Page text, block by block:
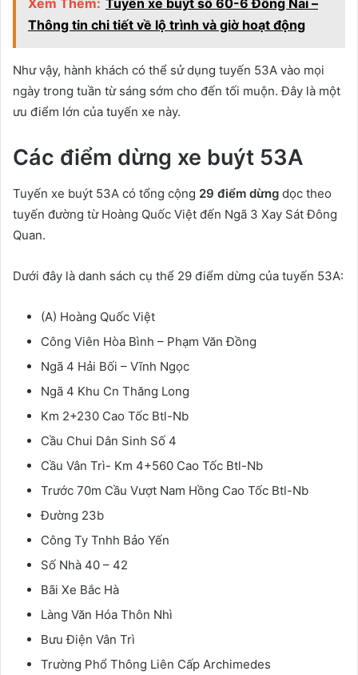
Xem Thêm: Tuyến xe buýt số 60-6 Đồng Nai –
Thông tin chi tiết về lộ trình và giờ hoạt động
Như vậy, hành khách có thể sử dụng tuyến 53A vào mọi
ngày trong tuần từ sáng sớm cho đến tối muộn. Đây là một
ưu điểm lớn của tuyến xe này.
Các điểm dừng xe buýt 53A
Tuyến xe buýt 53A có tổng cộng 29 điểm dừng dọc theo
tuyến đường từ Hoàng Quốc Việt đến Ngã 3 Xay Sát Đông
Quan.
Dưới đây là danh sách cụ thể 29 điểm dừng của tuyến 53A:
(A) Hoàng Quốc Việt
Công Viên Hòa Bình – Phạm Văn Đồng
Ngã 4 Hải Bối – Vĩnh Ngọc
Ngã 4 Khu Cn Thăng Long
Km 2+230 Cao Tốc Btl-Nb
Cầu Chui Dân Sinh Số 4
Cầu Vân Trì- Km 4+560 Cao Tốc Btl-Nb
Trước 70m Cầu Vượt Nam Hồng Cao Tốc Btl-Nb
Đường 23b
Công Ty Tnhh Bảo Yến
Số Nhà 40 – 42
Bãi Xe Bắc Hà
Làng Văn Hóa Thôn Nhì
Bưu Điện Vân Trì
Trường Phổ Thông Liên Cấp Archimedes